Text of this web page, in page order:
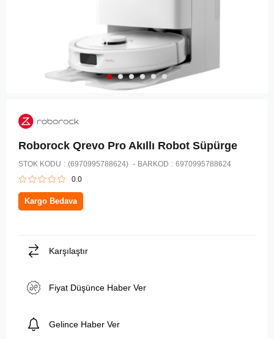
Roborock Qrevo Pro Akıllı Robot Süpürge
STOK KODU (6970995788624) BARKOD : 6970995788624
0.0
Kargo Bedava
Karşılaştır
Fiyat Düşünce Haber Ver
Gelince Haber Ver